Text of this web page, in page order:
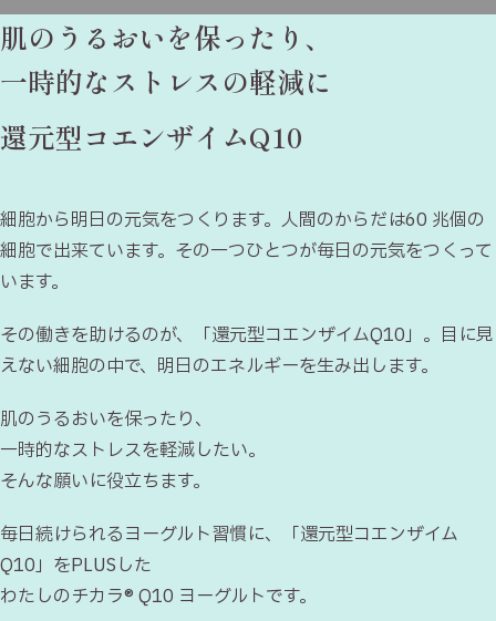
肌のうるおいを保ったり、
一時的なストレスの軽減に
還元型コエンザイムQ10
細胞から明日の元気をつくります。人間のからだは60 兆個の
細胞で出来ています。 その一つひとつが毎日の元気をつくって
います。
その働きを助けるのが、「還元型コエンザイムQ10」。 目に見
えない細胞の中で、明日のエネルギーを生み出します。
肌のうるおいを保ったり、
一時的なストレスを軽減したい。
そんな願いに役立ちます。
毎日続けられるヨーグルト習慣に、「還元型コエンザイム
Q10」をPLUSした
わたしのチカラ® Q10 ヨーグルトです。